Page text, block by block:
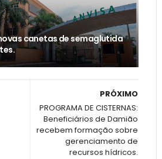
canetas de semaglutida
PRÓXIMO
PROGRAMA DE CISTERNAS:
Beneficiários de Damião
recebem formação sobre
gerenciamento de
recursos hídricos.